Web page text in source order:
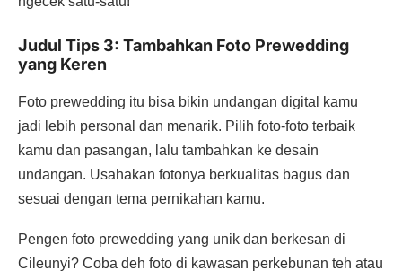
Judul Tips 3: Tambahkan Foto Prewedding
yang Keren
Foto prewedding itu bisa bikin undangan digital kamu
jadi lebih personal dan menarik. Pilih foto-foto terbaik
kamu dan pasangan, lalu tambahkan ke desain
undangan. Usahakan fotonya berkualitas bagus dan
sesuai dengan tema pernikahan kamu.
Pengen foto prewedding yang unik dan berkesan di
Cileunyi? Coba deh foto di kawasan perkebunan teh atau